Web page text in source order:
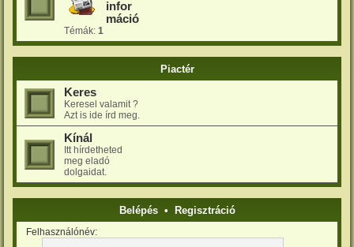
infor
máció
Témák: 1
Piactér
Keres
Keresel valamit ?
Azt is ide írd meg.
Kínál
Itt hírdetheted
meg eladó
dolgaidat.
Belépés• Regisztráció
Felhasználónév: